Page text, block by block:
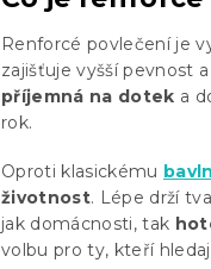
Renforcé povlečení je
zajišťuje vyšší pevnost
příjemná na dotek a
rok.
Oproti klasickému
životnost. Lépe drží
jak domácnosti, tak
volbu pro ty, kteří